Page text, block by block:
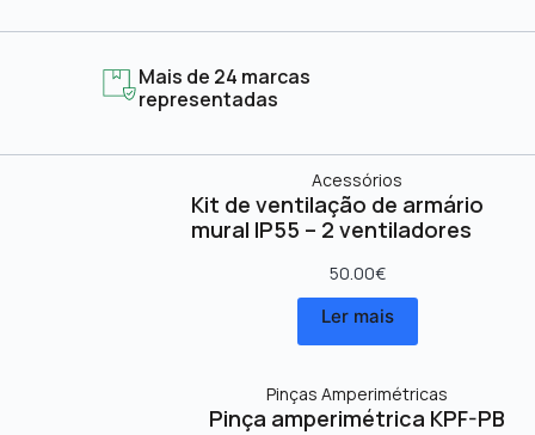
Mais de 24 marcas
representadas
Acessórios
Kit de ventilação de armário
mural IP55 – 2 ventiladores
50.00€
Ler mais
Pinças Amperimétricas
Pinça amperimétrica KPF-PB